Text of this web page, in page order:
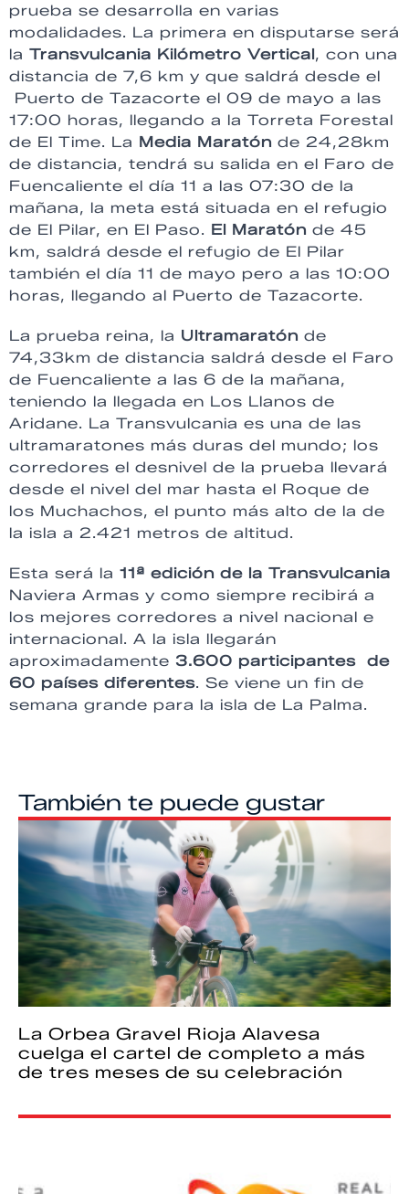
prueba se desarrolla en varias
modalidades. La primera en disputarse será
la Transvulcania Kilómetro Vertical, con una
distancia de 7,6 km y que saldrá desde el
Puerto de Tazacorte el 09 de mayo a las
17:00 horas, llegando a la Torreta Forestal
de El Time. La Media Maratón de 24,28km
de distancia, tendrá su salida en el Faro de
Fuencaliente el día 11 a las 07:30 de la
mañana, la meta está situada en el refugio
de El Pilar, en El Paso. El Maratón de 45
km, saldrá desde el refugio de El Pilar
también el día 11 de mayo pero a las 10:00
horas, llegando al Puerto de Tazacorte.
La prueba reina, la Ultramaratón de
74,33km de distancia saldrá desde el Faro
de Fuencaliente a las 6 de la mañana,
teniendo la llegada en Los Llanos de
Aridane. La Transvulcania es una de las
ultramaratones más duras del mundo; los
corredores el desnivel de la prueba llevará
desde el nivel del mar hasta el Roque de
los Muchachos, el punto más alto de la de
la isla a 2.421 metros de altitud.
Esta será la 11ª edición de la Transvulcania
Naviera Armas y como siempre recibirá a
los mejores corredores a nivel nacional e
internacional. A la isla llegarán
aproximadamente 3.600 participantes de
60 países diferentes. Se viene un fin de
semana grande para la isla de La Palma.
También te puede gustar
La Orbea Gravel Rioja Alavesa
cuelga el cartel de completo a más
de tres meses de su celebración